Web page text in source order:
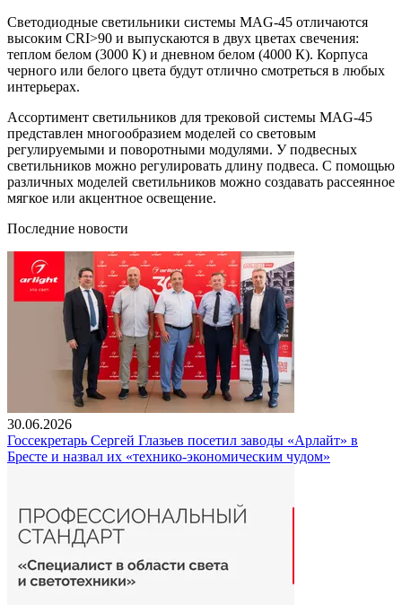
Светодиодные светильники системы MAG-45 отличаются
высоким CRI>90 и выпускаются в двух цветах свечения:
теплом белом (3000 К) и дневном белом (4000 К). Корпуса
черного или белого цвета будут отлично смотреться в любых
интерьерах.
Ассортимент светильников для трековой системы MAG-45
представлен многообразием моделей со световым
регулируемыми и поворотными модулями. У подвесных
светильников можно регулировать длину подвеса. С помощью
различных моделей светильников можно создавать рассеянное
мягкое или акцентное освещение.
Последние новости
30.06.2026
Госсекретарь Сергей Глазьев посетил заводы «Арлайт» в
Бресте и назвал их «технико-экономическим чудом»